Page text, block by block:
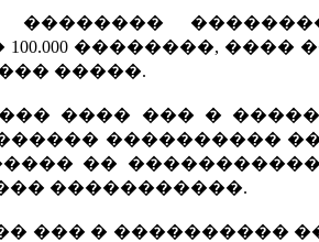
��������
��������,
�����.
���� ��� �
����������
��
�����������.
��� � ����������